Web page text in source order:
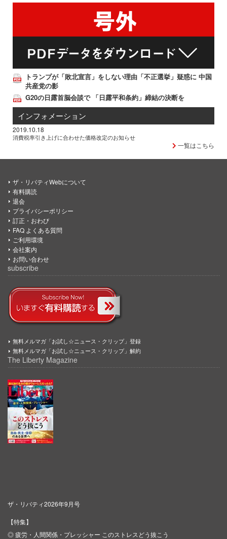
トランプが「敗北宣言」をしない理由「不正選挙」疑惑に 中国
共産党の影
G20の日露首脳会談で 「日露平和条約」締結の決断を
インフォメーション
2019.10.18
消費税率引き上げに合わせた価格改定のお知らせ
一覧はこちら
ザ・リバティWebについて
有料購読
退会
プライバシーポリシー
訂正・おわび
FAQ よくある質問
ご利用環境
会社案内
お問い合わせ
subscribe
無料メルマガ「お試し☆ニュース・クリップ」登録
無料メルマガ「お試し☆ニュース・クリップ」解約
The Liberty Magazine
ザ・リバティ2026年9月号
【特集】
◎ 疲労・人間関係・プレッシャー このストレスどう抜こう